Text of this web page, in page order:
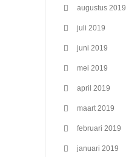
augustus 2019
juli 2019
juni 2019
mei 2019
april 2019
maart 2019
februari 2019
januari 2019